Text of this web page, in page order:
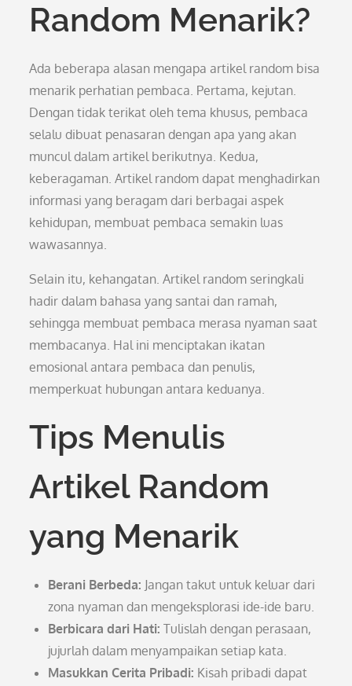
Random Menarik?
Ada beberapa alasan mengapa artikel random bisa
menarik perhatian pembaca. Pertama, kejutan.
Dengan tidak terikat oleh tema khusus, pembaca
selalu dibuat penasaran dengan apa yang akan
muncul dalam artikel berikutnya. Kedua,
keberagaman. Artikel random dapat menghadirkan
informasi yang beragam dari berbagai aspek
kehidupan, membuat pembaca semakin luas
wawasannya.
Selain itu, kehangatan. Artikel random seringkali
hadir dalam bahasa yang santai dan ramah,
sehingga membuat pembaca merasa nyaman saat
membacanya. Hal ini menciptakan ikatan
emosional antara pembaca dan penulis,
memperkuat hubungan antara keduanya.
Tips Menulis
Artikel Random
yang Menarik
Berani Berbeda: Jangan takut untuk keluar dari
zona nyaman dan mengeksplorasi ide-ide baru.
Berbicara dari Hati: Tulislah dengan perasaan,
jujurlah dalam menyampaikan setiap kata.
Masukkan Cerita Pribadi: Kisah pribadi dapat